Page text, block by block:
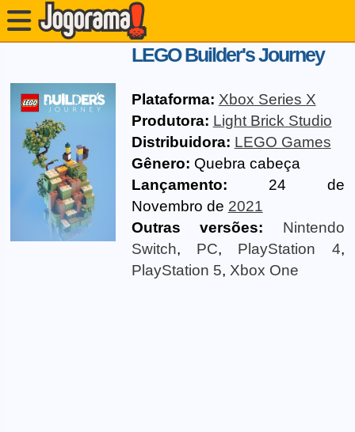
LEGO Builder's Journey
Plataforma: Xbox Series X
Produtora: Light Brick Studio
Distribuidora: LEGO Games
Gênero: Quebra cabeça
Lançamento: 24 de
Novembro de 2021
Outras versões:
Nintendo
Switch, PC, PlayStation 4,
PlayStation 5, Xbox One